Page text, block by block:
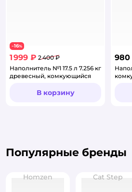
−16%
1 999 ₽ 2 400 ₽
Наполнитель №1 17.5 л 7.256 кг
древесный, комкующийся
В корзину
980
Популярные бренды
Homzen Cat Step